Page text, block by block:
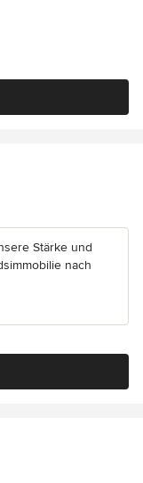
Stärke und
nach